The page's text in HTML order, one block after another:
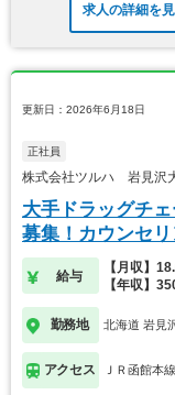
求人の詳細を
更新日：2026年6月18日
正社員
株式会社ツルハ 岩見沢
大手ドラッグチ
募集！カウンセ
給与
【月収】
【年収】
勤務地 北海道 岩見
アクセス ＪＲ函館本